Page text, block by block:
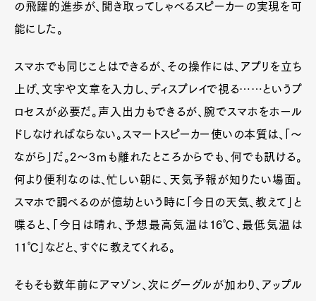
の飛躍的進歩が、聞き取ってしゃべるスピーカーの実現を可
能にした。
スマホでも同じことはできるが、その操作には、アプリを立ち
上げ、文字や文章を入力し、ディスプレイで視る……というプ
ロセスが必要だ。声入出力もできるが、腕でスマホをホール
ドしなければならない。スマートスピーカー使いの本質は、「〜
ながら」だ。2〜3ⅿも離れたところからでも、何でも訊ける。
何より便利なのは、忙しい朝に、天気予報が知りたい場面。
スマホで調べるのが億劫という時に「今日の天気、教えて」と
喋ると、「今日は晴れ、予想最高気温は16℃、最低気温は
11℃」などと、すぐに教えてくれる。
そもそも数年前にアマゾン、次にグーグルが加わり、アップル